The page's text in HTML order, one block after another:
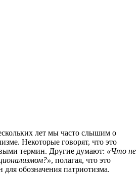
лет мы часто слышим о
Некоторые говорят, что это
термин. Другие думают: «Что не
, полагая, что это
обозначения патриотизма.